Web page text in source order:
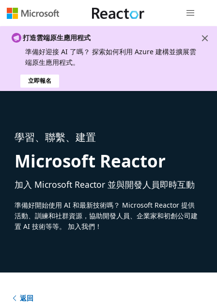
打造雲端原生應用程式
準備好迎接 AI 了嗎？ 探索如何利用 Azure 建構並擴展雲
端原生應用程式。
立即報名
學習、聯繫、建置
Microsoft Reactor
加入 Microsoft Reactor 並與開發人員即時互動
準備好開始使用 AI 和最新技術嗎？ Microsoft Reactor 提供
活動、訓練和社群資源，協助開發人員、企業家和初創公司建
置 AI 技術等等。 加入我們！
返回